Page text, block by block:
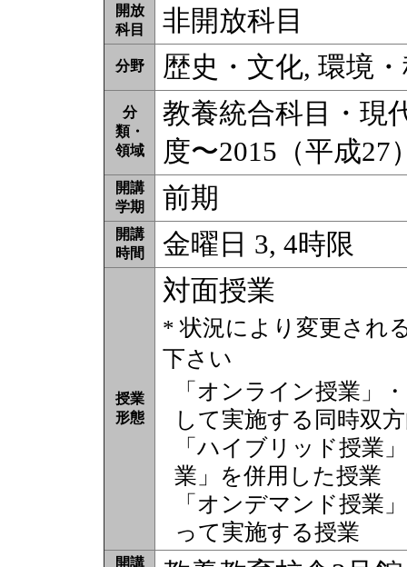
開放
科目
非開放科目
分野 歴史・文化, 環境
分
類・
領域
教養統合科目・現
度〜2015（平成27
開講
学期
前期
開講
時間
金曜日 3, 4時限
授業
形態
対面授業
* 状況により変更され
下さい
「オンライン授業」
して実施する同時双
「ハイブリッド授業
業」を併用した授業
「オンデマンド授業
って実施する授業
開講